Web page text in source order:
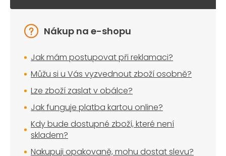
Nákup na e-shopu
Jak mám postupovat při reklamaci?
Můžu si u Vás vyzvednout zboží osobně?
Lze zboží zaslat v obálce?
Jak funguje platba kartou online?
Kdy bude dostupné zboží, které není
skladem?
Nakupuji opakovaně, mohu dostat slevu?